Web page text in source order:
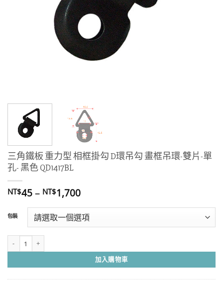
三角鐵板 重力型 相框掛勾 D環吊勾 畫框吊環-雙片-單
孔- 黑色 QD1417BL
NT$45– NT$1,700價
範
圍：
NT$45
NT$1,700
包裝
加入購物車